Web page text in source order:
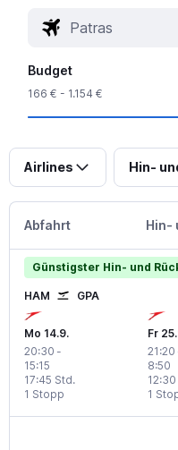
Budget
166 € - 1.154 €
Airlines Hin-
Abfahrt Hin-
Günstigster Hin- und
HAM GPA
Mo 14.9.
20:30 -
15:15
1 Stopp
17:45 Std.
Fr
21:20
8:50
1